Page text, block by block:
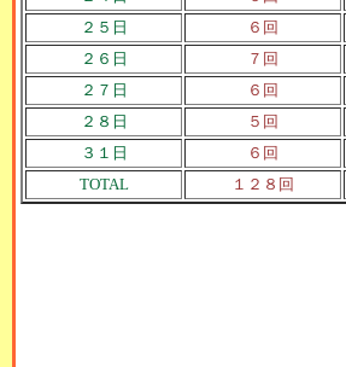
２５日
６回
２６日
７回
２７日
６回
２８日
５回
３１日
６回
TOTAL
１２８回